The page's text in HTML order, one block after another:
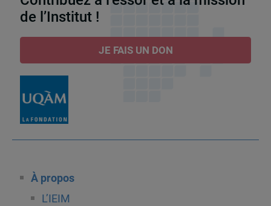
de l’Institut !
JE FAIS UN DON
À propos
L’IEIM